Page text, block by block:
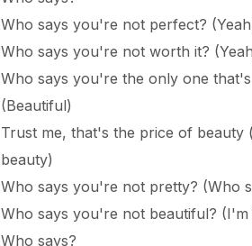
Who says you're not perfect?
Who says you're not worth it?
Who says you're the only one
(Beautiful)
Trust me, that's the price of beauty
beauty)
Who says you're not pretty? (Who
Who says you're not beautiful? (I'm
Who says?